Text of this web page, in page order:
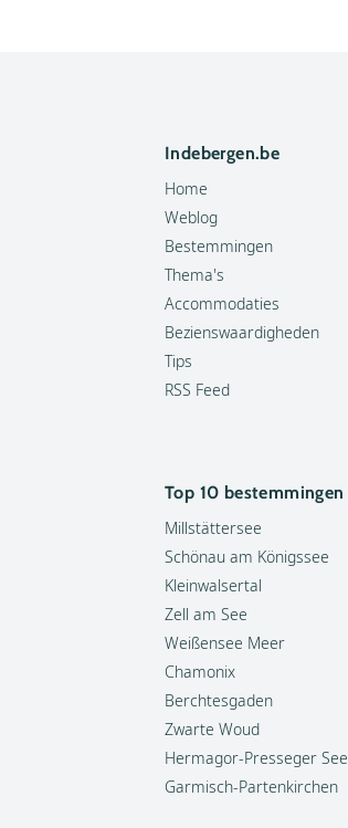
Indebergen.be
Home
Weblog
Bestemmingen
Thema's
Accommodaties
Bezienswaardigheden
Tips
RSS Feed
Top 10 bestemmingen
Millstättersee
Schönau am Königssee
Kleinwalsertal
Zell am See
Weißensee Meer
Chamonix
Berchtesgaden
Zwarte Woud
Hermagor-Presseger See
Garmisch-Partenkirchen